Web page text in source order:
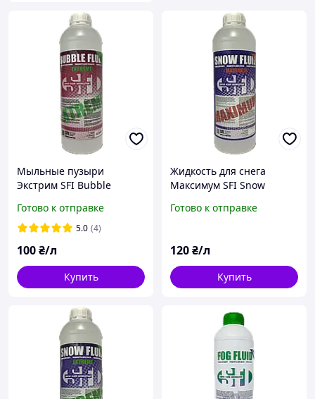
Мыльные пузыри
Экстрим SFI Bubble
Готово к отправке
5.0 (4)
100₴/л
Купить
Жидкость для снега
Максимум SFI Snow
Готово к отправке
120₴/л
Купить